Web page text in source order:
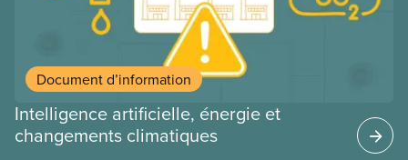
Document d’information
Intelligence artificielle, énergie et
changements climatiques